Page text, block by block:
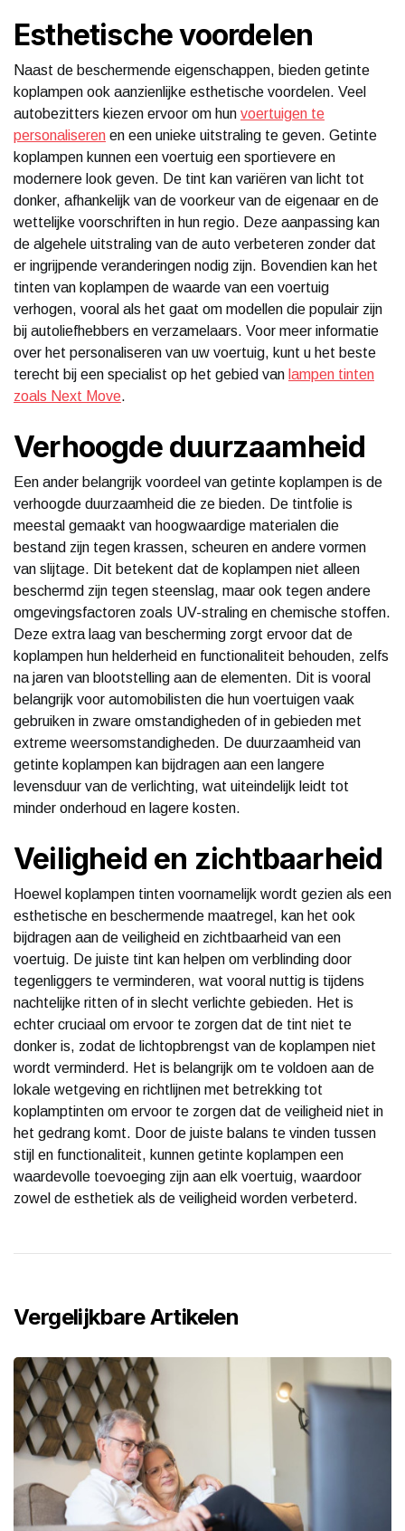
Esthetische voordelen
Naast de beschermende eigenschappen, bieden getinte
koplampen ook aanzienlijke esthetische voordelen. Veel
autobezitters kiezen ervoor om hun voertuigen te
personaliseren en een unieke uitstraling te geven. Getinte
koplampen kunnen een voertuig een sportievere en
modernere look geven. De tint kan variëren van licht tot
donker, afhankelijk van de voorkeur van de eigenaar en de
wettelijke voorschriften in hun regio. Deze aanpassing kan
de algehele uitstraling van de auto verbeteren zonder dat
er ingrijpende veranderingen nodig zijn. Bovendien kan het
tinten van koplampen de waarde van een voertuig
verhogen, vooral als het gaat om modellen die populair zijn
bij autoliefhebbers en verzamelaars. Voor meer informatie
over het personaliseren van uw voertuig, kunt u het beste
terecht bij een specialist op het gebied van lampen tinten
zoals Next Move.
Verhoogde duurzaamheid
Een ander belangrijk voordeel van getinte koplampen is de
verhoogde duurzaamheid die ze bieden. De tintfolie is
meestal gemaakt van hoogwaardige materialen die
bestand zijn tegen krassen, scheuren en andere vormen
van slijtage. Dit betekent dat de koplampen niet alleen
beschermd zijn tegen steenslag, maar ook tegen andere
omgevingsfactoren zoals UV-straling en chemische stoffen.
Deze extra laag van bescherming zorgt ervoor dat de
koplampen hun helderheid en functionaliteit behouden, zelfs
na jaren van blootstelling aan de elementen. Dit is vooral
belangrijk voor automobilisten die hun voertuigen vaak
gebruiken in zware omstandigheden of in gebieden met
extreme weersomstandigheden. De duurzaamheid van
getinte koplampen kan bijdragen aan een langere
levensduur van de verlichting, wat uiteindelijk leidt tot
minder onderhoud en lagere kosten.
Veiligheid en zichtbaarheid
Hoewel koplampen tinten voornamelijk wordt gezien als een
esthetische en beschermende maatregel, kan het ook
bijdragen aan de veiligheid en zichtbaarheid van een
voertuig. De juiste tint kan helpen om verblinding door
tegenliggers te verminderen, wat vooral nuttig is tijdens
nachtelijke ritten of in slecht verlichte gebieden. Het is
echter cruciaal om ervoor te zorgen dat de tint niet te
donker is, zodat de lichtopbrengst van de koplampen niet
wordt verminderd. Het is belangrijk om te voldoen aan de
lokale wetgeving en richtlijnen met betrekking tot
koplamptinten om ervoor te zorgen dat de veiligheid niet in
het gedrang komt. Door de juiste balans te vinden tussen
stijl en functionaliteit, kunnen getinte koplampen een
waardevolle toevoeging zijn aan elk voertuig, waardoor
zowel de esthetiek als de veiligheid worden verbeterd.
Vergelijkbare Artikelen